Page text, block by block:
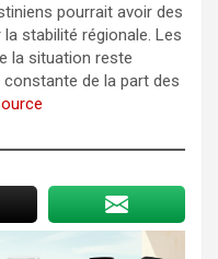
pourrait avoir des
stabilité régionale. Les
la situation reste
de la part des